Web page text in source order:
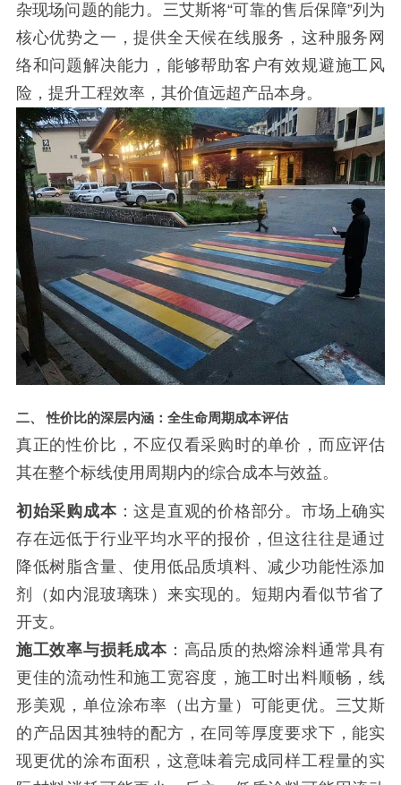
杂现场问题的能力。三艾斯将“可靠的售后保障”列为
核心优势之一，提供全天候在线服务，这种服务网
络和问题解决能力，能够帮助客户有效规避施工风
险，提升工程效率，其价值远超产品本身。
二、 性价比的深层内涵：全生命周期成本评估
真正的性价比，不应仅看采购时的单价，而应评估
其在整个标线使用周期内的综合成本与效益。
初始采购成本：这是直观的价格部分。市场上确实
存在远低于行业平均水平的报价，但这往往是通过
降低树脂含量、使用低品质填料、减少功能性添加
剂（如内混玻璃珠）来实现的。短期内看似节省了
开支。
施工效率与损耗成本：高品质的热熔涂料通常具有
更佳的流动性和施工宽容度，施工时出料顺畅，线
形美观，单位涂布率（出方量）可能更优。三艾斯
的产品因其独特的配方，在同等厚度要求下，能实
现更优的涂布面积，这意味着完成同样工程量的实